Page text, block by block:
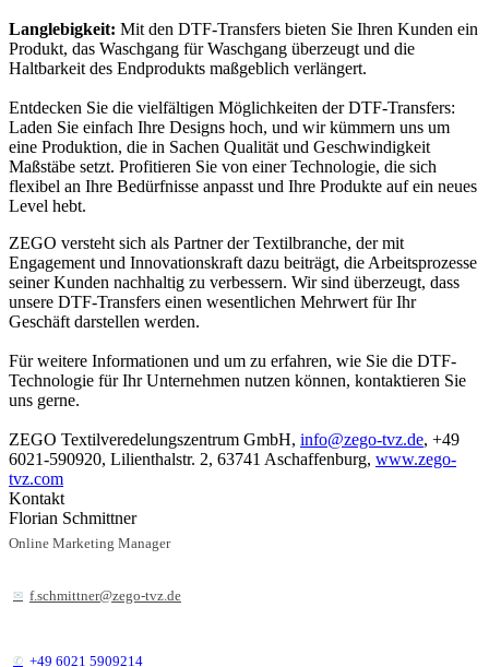
Langlebigkeit: Mit den DTF-Transfers bieten Sie Ihren Kunden ein
Produkt, das Waschgang für Waschgang überzeugt und die
Haltbarkeit des Endprodukts maßgeblich verlängert.
Entdecken Sie die vielfältigen Möglichkeiten der DTF-Transfers:
Laden Sie einfach Ihre Designs hoch, und wir kümmern uns um
eine Produktion, die in Sachen Qualität und Geschwindigkeit
Maßstäbe setzt. Profitieren Sie von einer Technologie, die sich
flexibel an Ihre Bedürfnisse anpasst und Ihre Produkte auf ein neues
Level hebt.
ZEGO versteht sich als Partner der Textilbranche, der mit
Engagement und Innovationskraft dazu beiträgt, die Arbeitsprozesse
seiner Kunden nachhaltig zu verbessern. Wir sind überzeugt, dass
unsere DTF-Transfers einen wesentlichen Mehrwert für Ihr
Geschäft darstellen werden.
Für weitere Informationen und um zu erfahren, wie Sie die DTF-
Technologie für Ihr Unternehmen nutzen können, kontaktieren Sie
uns gerne.
ZEGO Textilveredelungszentrum GmbH, info@zego-tvz.de, +49
6021-590920, Lilienthalstr. 2, 63741 Aschaffenburg, www.zego-
tvz.com
Kontakt
Florian Schmittner
Online Marketing Manager
f.schmittner@zego-tvz.de
+49 6021 5909214